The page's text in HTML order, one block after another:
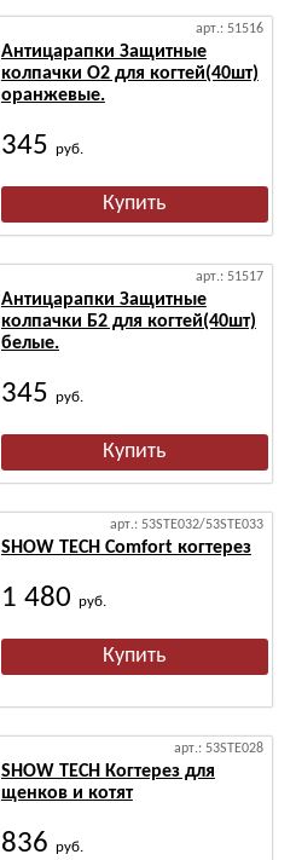
арт.: 51516
Антицарапки Защитные
колпачки О2 для когтей(40шт)
оранжевые.
345 руб.
арт.: 51517
Антицарапки Защитные
колпачки Б2 для когтей(40шт)
белые.
345 руб.
арт.: 53STE032/53STE033
SHOW TECH Comfort когтерез
1 480 руб.
арт.: 53STE028
SHOW TECH Когтерез для
щенков и котят
836 руб.